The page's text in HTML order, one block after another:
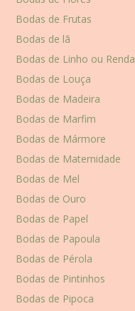
Bodas de Frutas
Bodas de lã
Bodas de Linho ou Renda
Bodas de Louça
Bodas de Madeira
Bodas de Marfim
Bodas de Mármore
Bodas de Maternidade
Bodas de Mel
Bodas de Ouro
Bodas de Papel
Bodas de Papoula
Bodas de Pérola
Bodas de Pintinhos
Bodas de Pipoca